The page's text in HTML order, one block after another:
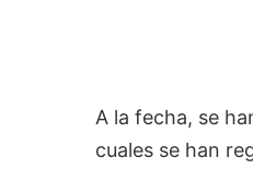
A la fecha, se
cuales se han